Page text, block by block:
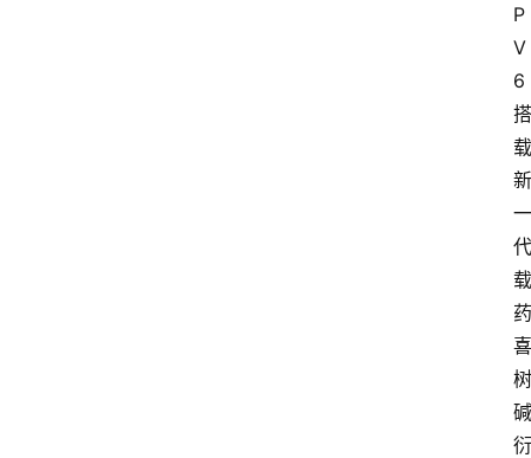
P
V
6
搭
载
新
一
代
载
药
喜
树
碱
衍